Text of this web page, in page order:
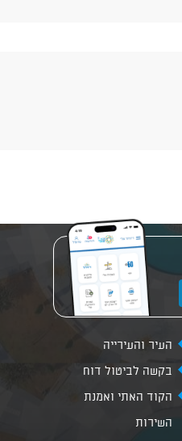
העיר והעירייה
בקשה לביטול דוח
הקוד האתי ואמנת
השירות